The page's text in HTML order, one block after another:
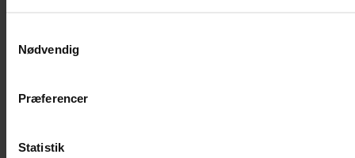
Nødvendig
Præferencer
Statistik
29,50kr.